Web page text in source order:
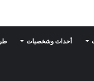
أحداث وشخصيات